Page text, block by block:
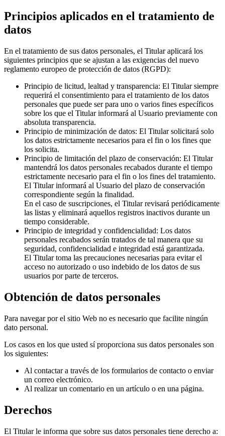
Principios aplicados en el tratamiento de
datos
En el tratamiento de sus datos personales, el Titular aplicará los
siguientes principios que se ajustan a las exigencias del nuevo
reglamento europeo de protección de datos (RGPD):
Principio de licitud, lealtad y transparencia: El Titular siempre
requerirá el consentimiento para el tratamiento de los datos
personales que puede ser para uno o varios fines específicos
sobre los que el Titular informará al Usuario previamente con
absoluta transparencia.
Principio de minimización de datos: El Titular solicitará solo
los datos estrictamente necesarios para el fin o los fines que
los solicita.
Principio de limitación del plazo de conservación: El Titular
mantendrá los datos personales recabados durante el tiempo
estrictamente necesario para el fin o los fines del tratamiento.
El Titular informará al Usuario del plazo de conservación
correspondiente según la finalidad.
En el caso de suscripciones, el Titular revisará periódicamente
las listas y eliminará aquellos registros inactivos durante un
tiempo considerable.
Principio de integridad y confidencialidad: Los datos
personales recabados serán tratados de tal manera que su
seguridad, confidencialidad e integridad está garantizada.
El Titular toma las precauciones necesarias para evitar el
acceso no autorizado o uso indebido de los datos de sus
usuarios por parte de terceros.
Obtención de datos personales
Para navegar por el sitio Web no es necesario que facilite ningún
dato personal.
Los casos en los que usted sí proporciona sus datos personales son
los siguientes:
Al contactar a través de los formularios de contacto o enviar
un correo electrónico.
Al realizar un comentario en un artículo o en una página.
Derechos
El Titular le informa que sobre sus datos personales tiene derecho a: